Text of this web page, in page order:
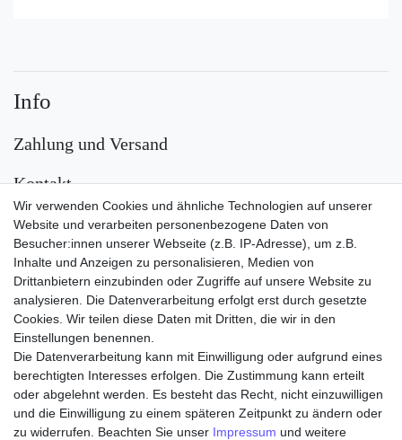
Wir verwenden Cookies und ähnliche Technologien auf unserer
Website und verarbeiten personenbezogene Daten von
Besucher:innen unserer Webseite (z.B. IP-Adresse), um z.B.
Inhalte und Anzeigen zu personalisieren, Medien von
Drittanbietern einzubinden oder Zugriffe auf unsere Website zu
analysieren. Die Datenverarbeitung erfolgt erst durch gesetzte
Cookies. Wir teilen diese Daten mit Dritten, die wir in den
Einstellungen benennen.
Die Datenverarbeitung kann mit Einwilligung oder aufgrund eines
berechtigten Interesses erfolgen. Die Zustimmung kann erteilt
oder abgelehnt werden. Es besteht das Recht, nicht einzuwilligen
und die Einwilligung zu einem späteren Zeitpunkt zu ändern oder
zu widerrufen. Beachten Sie unser Impressum und weitere
Info
Zahlung und Versand
Kontakt
Versand
Zahlungsarten